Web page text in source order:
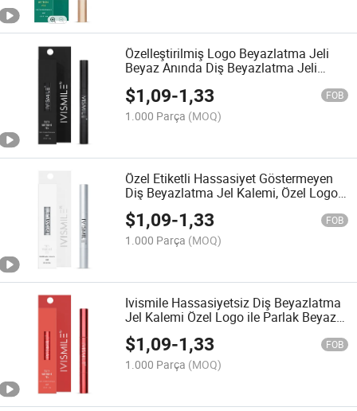
Özelleştirilmiş Logo Beyazlatma Jeli
Beyaz Anında Diş Beyazlatma Jeli
Kalem Yılların Lekelerini Giderir Ağız
Bakım Ürünleri
$1,09-1,33 FOB
1.000 Parça (MOQ)
Özel Etiketli Hassasiyet Göstermeyen
Diş Beyazlatma Jel Kalemi, Özel Logo
ile Parlak Beyaz Anında
$1,09-1,33 FOB
1.000 Parça (MOQ)
Ivismile Hassasiyetsiz Diş Beyazlatma
Jel Kalemi Özel Logo ile Parlak Beyaz
Anında
$1,09-1,33 FOB
1.000 Parça (MOQ)